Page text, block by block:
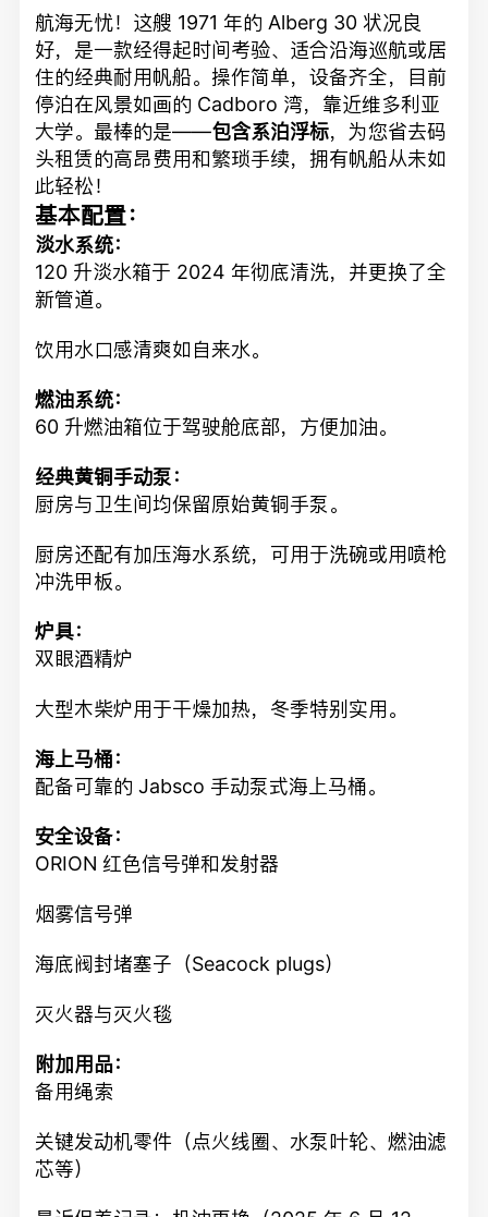
航海无忧！这艘 1971 年的 Alberg 30 状况良
好，是一款经得起时间考验、适合沿海巡航或居
住的经典耐用帆船。操作简单，设备齐全，目前
停泊在风景如画的 Cadboro 湾，靠近维多利亚
大学。最棒的是——包含系泊浮标，为您省去码
头租赁的高昂费用和繁琐手续，拥有帆船从未如
此轻松！
基本配置：
淡水系统：
120 升淡水箱于 2024 年彻底清洗，并更换了全
新管道。
饮用水口感清爽如自来水。
燃油系统：
60 升燃油箱位于驾驶舱底部，方便加油。
经典黄铜手动泵：
厨房与卫生间均保留原始黄铜手泵。
厨房还配有加压海水系统，可用于洗碗或用喷枪
冲洗甲板。
炉具：
双眼酒精炉
大型木柴炉用于干燥加热，冬季特别实用。
海上马桶：
配备可靠的 Jabsco 手动泵式海上马桶。
安全设备：
ORION 红色信号弹和发射器
烟雾信号弹
海底阀封堵塞子（Seacock plugs）
灭火器与灭火毯
附加用品：
备用绳索
关键发动机零件（点火线圈、水泵叶轮、燃油滤
芯等）